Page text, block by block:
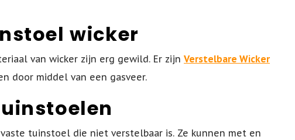
wicker
van wicker zijn erg gewild. Er zijn Verstelbare Wicker
door middel van een gasveer.
tuinstoel die niet verstelbaar is. Ze kunnen met en